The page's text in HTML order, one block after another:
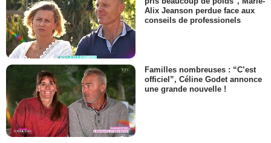
Alix Jeanson perdue face aux
conseils de professionels
Familles nombreuses : “C’est
officiel”, Céline Godet annonce
une grande nouvelle !